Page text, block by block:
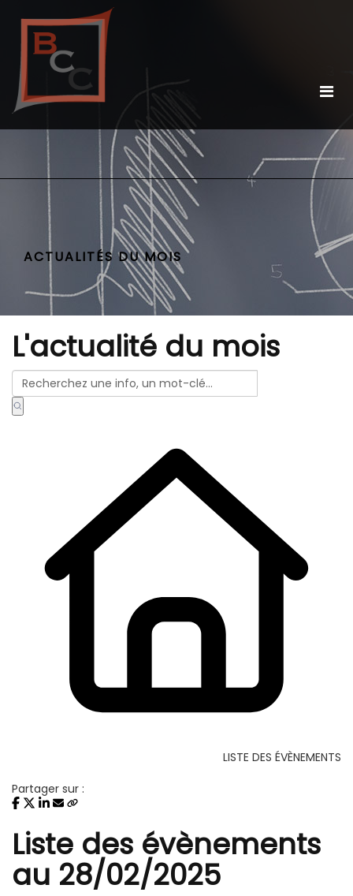
ACTUALITÉS DU MOIS
L'actualité du mois
LISTE DES ÉVÈNEMENTS
Partager sur :
Liste des évènements
au 28/02/2025